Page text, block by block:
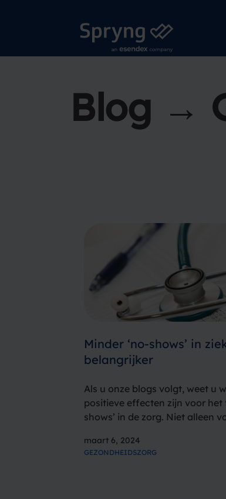
Blog →
Minder ‘no-shows’ in
belangrijker
Als u onze blogs volgt, weet u
positieve effecten zijn voor
shows’ in de zorg. Niet alleen
maart 6, 2024
GEZONDHEIDSZORG